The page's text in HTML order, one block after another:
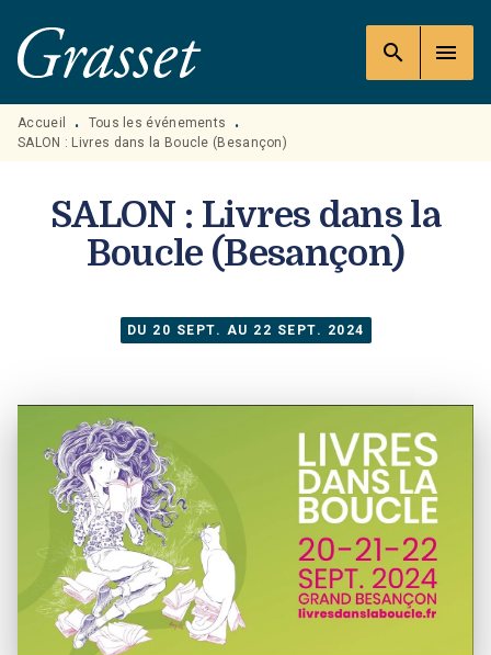
MENU RECHERCHE
PIED DE PAGE
search menu
Accueil • Tous les événements
•
SALON : Livres dans la Boucle (Besançon)
SALON : Livres dans la
Boucle (Besançon)
DU 20 SEPT. AU 22 SEPT. 2024